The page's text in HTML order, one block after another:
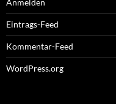
Anmelden
Eintrags-Feed
Kommentar-Feed
WordPress.org